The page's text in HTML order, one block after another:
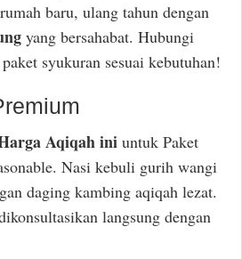
baru, ulang tahun dengan
yang bersahabat. Hubungi
syukuran sesuai kebutuhan!
Aqiqah ini untuk Paket
Nasi kebuli gurih wangi
daging kambing aqiqah lezat.
langsung dengan